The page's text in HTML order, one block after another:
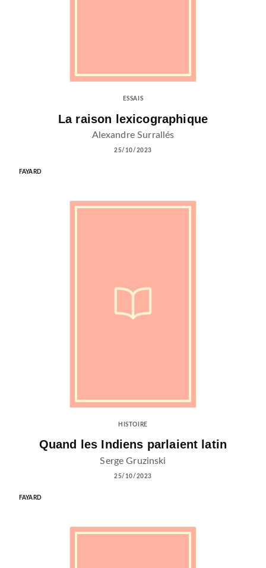
ESSAIS
La raison lexicographique
Alexandre Surrallés
25/10/2023
FAYARD
HISTOIRE
Quand les Indiens parlaient latin
Serge Gruzinski
25/10/2023
FAYARD